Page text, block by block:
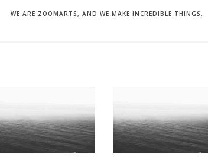
WE ARE ZOOMARTS, AND WE MAKE INCREDIBLE THINGS.